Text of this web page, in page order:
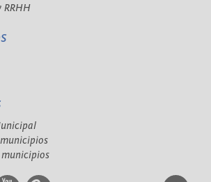
RRHH